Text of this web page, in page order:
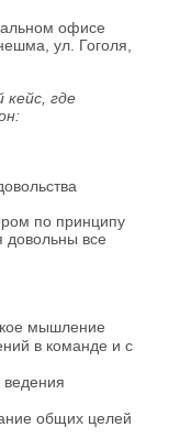
офисе
ул. Гоголя,
кейс, где
по принципу
довольны все
мышление
в команде и с
ведения
общих целей